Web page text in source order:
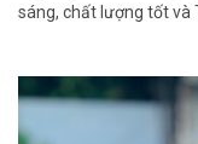
sáng, chất lượng tốt và